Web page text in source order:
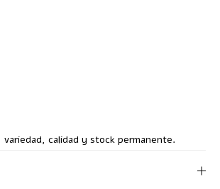
calidad y stock permanente.